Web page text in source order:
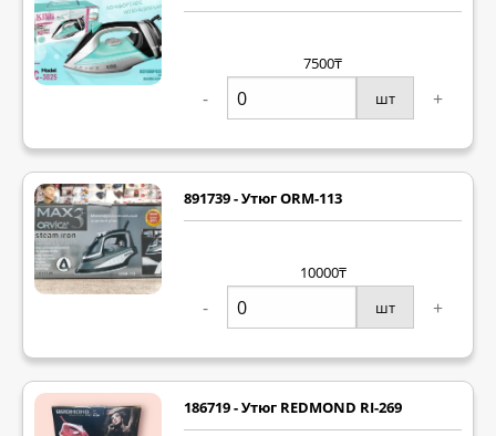
7500₸
- шт +
891739 - Утюг ORM-113
10000₸
- шт +
186719 - Утюг REDMOND RI-269